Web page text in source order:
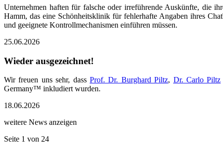
Unternehmen haften für falsche oder irreführende Auskünfte, die
Hamm, das eine Schönheitsklinik für fehlerhafte Angaben ihres
und geeignete Kontrollmechanismen einführen müssen.
25.06.2026
Wieder ausgezeichnet!
Wir freuen uns sehr, dass Prof. Dr. Burghard Piltz, Dr. Carlo Piltz
Germany™ inkludiert wurden.
18.06.2026
weitere News anzeigen
Seite 1 von 24